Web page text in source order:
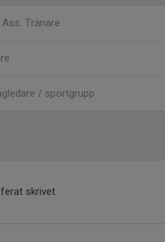
Ass. Tränare
/ sportgrupp
skrivet